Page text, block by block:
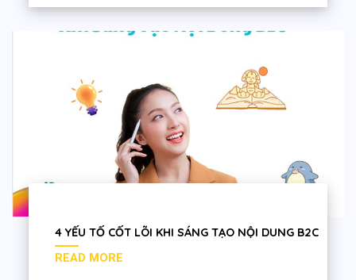
4 YẾU TỐ CỐT LÕI KHI SÁNG TẠO NỘI DUNG B2C